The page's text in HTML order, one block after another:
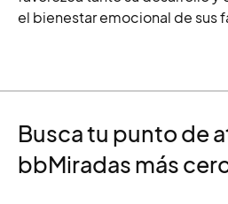
el bienestar emocional de sus
Busca tu punto de
bbMiradas más